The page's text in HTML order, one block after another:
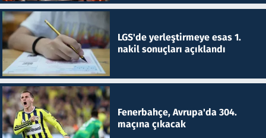
LGS'de yerleştirmeye esas 1.
nakil sonuçları açıklandı
Fenerbahçe, Avrupa'da 304.
maçına çıkacak